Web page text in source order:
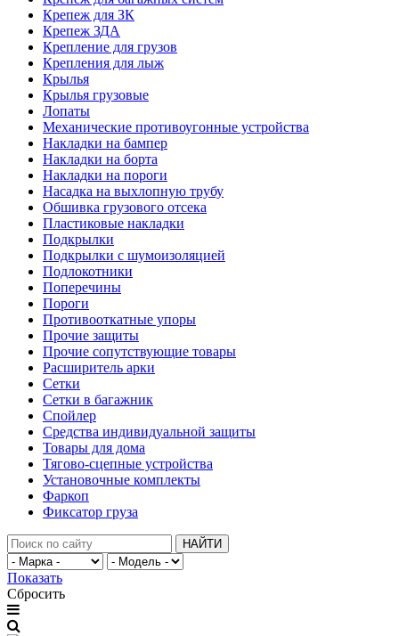
Крепеж для ЗК
Крепеж ЗДА
Крепление для грузов
Крепления для лыж
Крылья
Крылья грузовые
Лопаты
Механические противоугонные устройства
Накладки на бампер
Накладки на борта
Накладки на пороги
Насадка на выхлопную трубу
Обшивка грузового отсека
Пластиковые накладки
Подкрылки
Подкрылки с шумоизоляцией
Подлокотники
Поперечины
Пороги
Противооткатные упоры
Прочие защиты
Прочие сопутствующие товары
Расширитель арки
Сетки
Сетки в багажник
Спойлер
Средства индивидуальной защиты
Товары для дома
Тягово-сцепные устройства
Установочные комплекты
Фаркоп
Фиксатор груза
НАЙТИ
Показать
Сбросить